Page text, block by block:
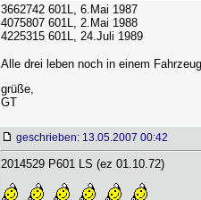
3662742 601L, 6.Mai 1987
4075807 601L, 2.Mai 1988
4225315 601L, 24.Juli 1989
Alle drei leben noch in einem
grüße,
GT
geschrieben: 13.05.2007 00:42
2014529 P601 LS (ez 01.10.72)